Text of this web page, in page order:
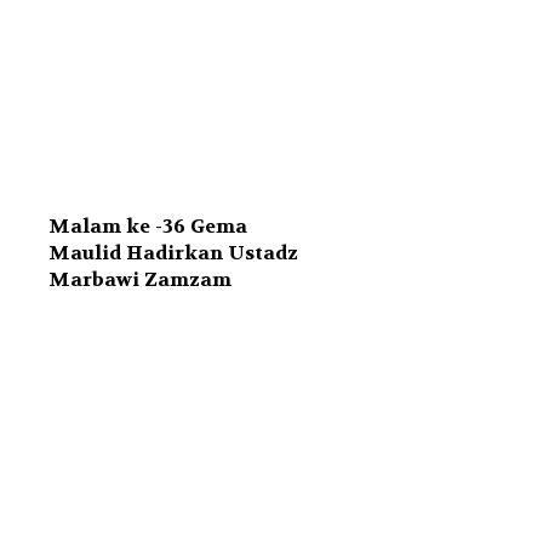
Malam ke -36 Gema
Maulid Hadirkan Ustadz
Marbawi Zamzam